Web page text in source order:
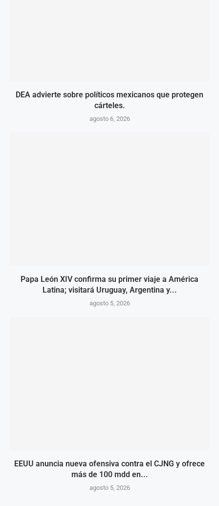
DEA advierte sobre políticos mexicanos que protegen
cárteles.
agosto 6, 2026
Papa León XIV confirma su primer viaje a América
Latina; visitará Uruguay, Argentina y...
agosto 5, 2026
EEUU anuncia nueva ofensiva contra el CJNG y ofrece
más de 100 mdd en...
agosto 5, 2026